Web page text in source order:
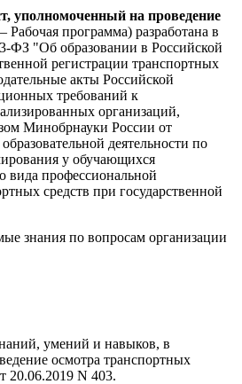
уполномоченный на проведение
Рабочая программа) разработана в
ФЗ "Об образовании в Российской
регистрации транспортных
акты Российской
требований к
организаций,
Минобрнауки России от
деятельности по
у обучающихся
вида профессиональной
средств при государственной
знания по вопросам организации
умений и навыков, в
осмотра транспортных
20.06.2019 N 403.